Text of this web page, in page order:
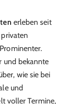
erleben seit
und bekannte
wie sie bei
und
voller Termine,